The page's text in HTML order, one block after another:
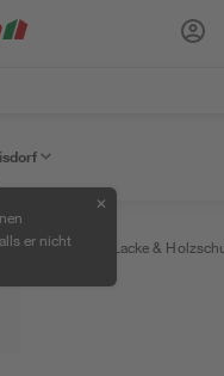
er nicht
✕
/ Farben, Lacke &